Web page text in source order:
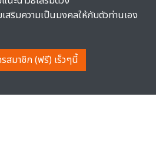
สริมความเป็นมงคลให้กับตัวท่านเอง
สมาชิก (ฟรี) เร็วๆนี้